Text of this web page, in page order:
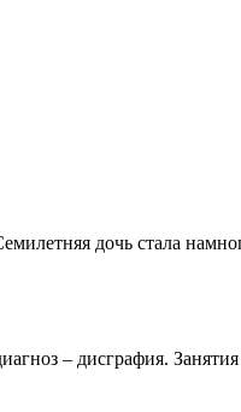
дочь стала
– дисграфия.